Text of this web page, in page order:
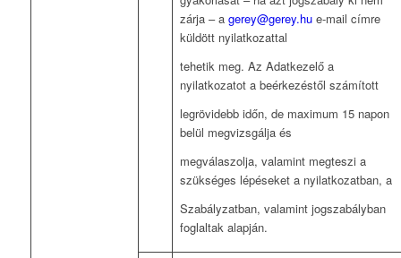
zárja – a gerey@gerey.hue-mail címre
küldött nyilatkozattal
tehetik meg. Az Adatkezelő a
nyilatkozatot a beérkezéstől számított
legrövidebb időn, de maximum 15 napon
belül megvizsgálja és
megválaszolja, valamint megteszi a
szükséges lépéseket a nyilatkozatban, a
Szabályzatban, valamint jogszabályban
foglaltak alapján.